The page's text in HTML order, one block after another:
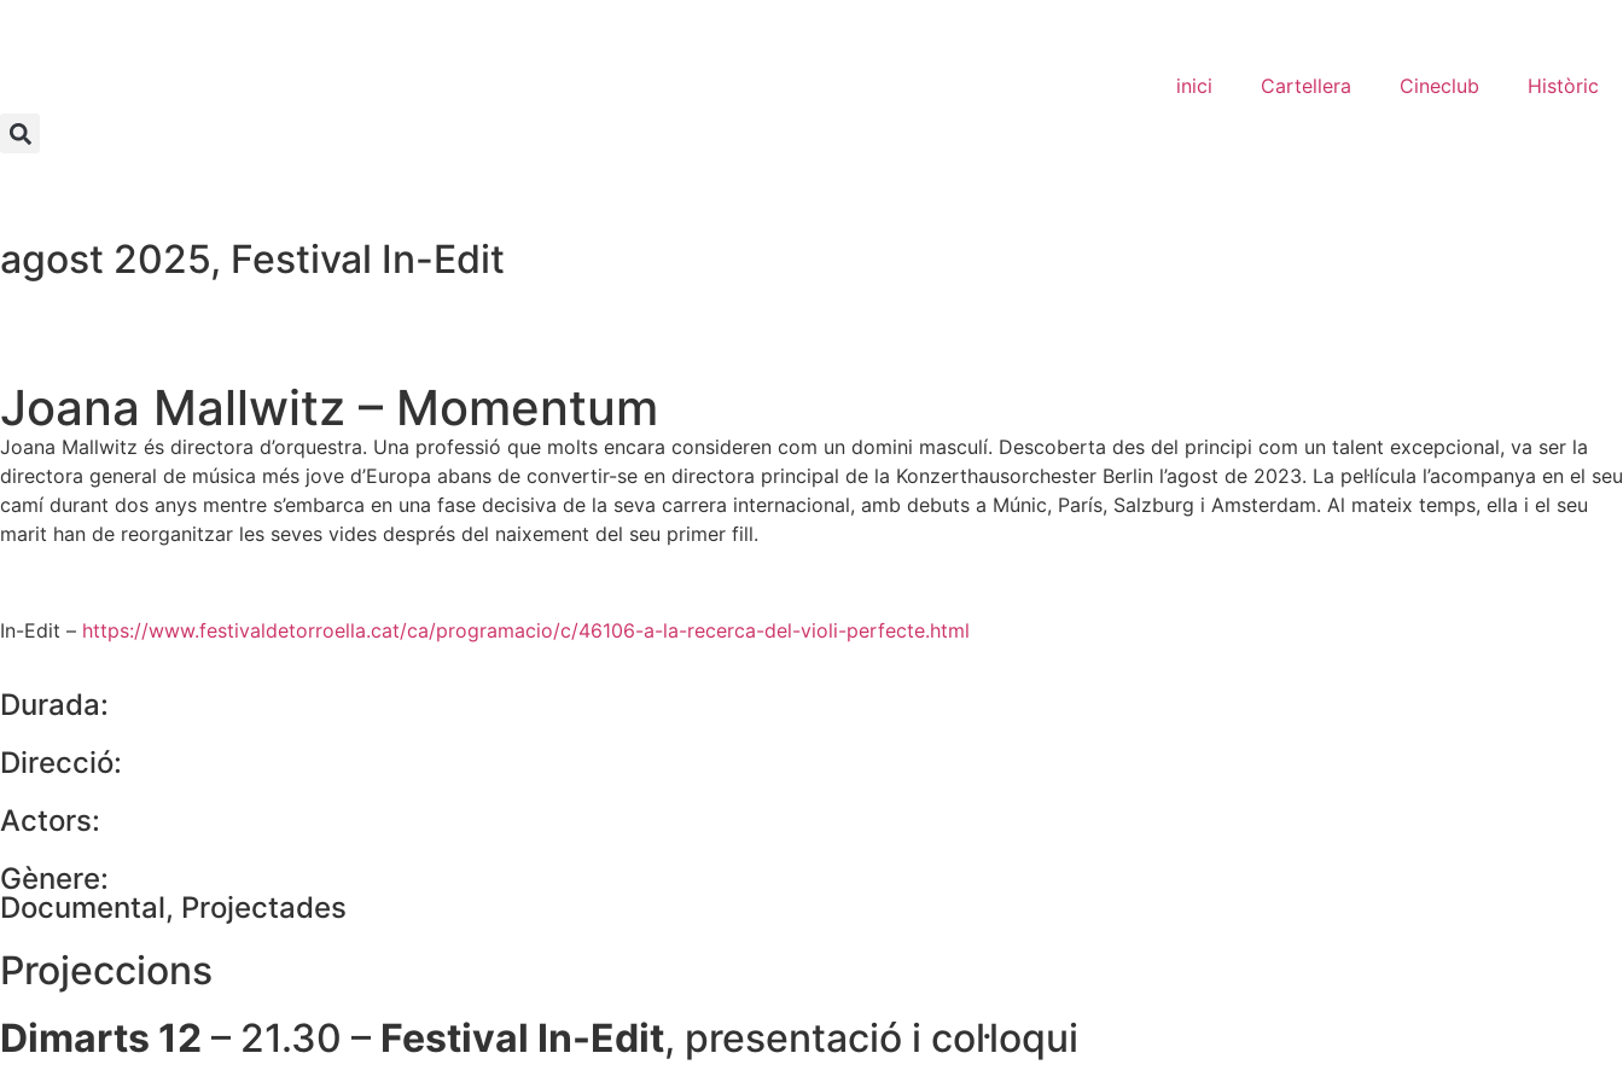
inici Cartellera Cineclub Històric
agost 2025, Festival In-Edit
Joana Mallwitz – Momentum
Joana Mallwitz és directora d’orquestra. Una professió que molts encara consideren com un domini masculí. Descoberta des del principi com un talent excepcional, va ser la
directora general de música més jove d’Europa abans de convertir-se en directora principal de la Konzerthausorchester Berlin l’agost de 2023. La pel·lícula l’acompanya en el seu
camí durant dos anys mentre s’embarca en una fase decisiva de la seva carrera internacional, amb debuts a Múnic, París, Salzburg i Amsterdam. Al mateix temps, ella i el seu
marit han de reorganitzar les seves vides després del naixement del seu primer fill.
In-Edit – https://www.festivaldetorroella.cat/ca/programacio/c/46106-a-la-recerca-del-violi-perfecte.html
Durada:
Direcció:
Actors:
Gènere:
Documental, Projectades
Projeccions
Dimarts 12 – 21.30 – Festival In-Edit, presentació i col·loqui